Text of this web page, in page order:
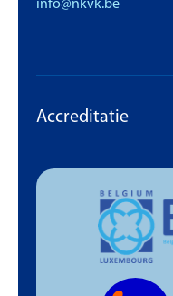
info@nkvk.be
Accreditatie